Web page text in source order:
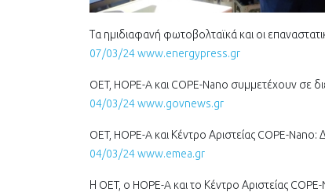
Τα ημιδιαφανή φωτοβολταϊκά και οι
07/03/24 www.energypress.gr
OET, HOPE-A και COPE-Nano συμμετέχουν σε
04/03/24 www.govnews.gr
OET, HOPE-A και Κέντρο Αριστείας COPE-
04/03/24 www.emea.gr
Η OET, ο HOPE-A και το Κέντρο Αριστείας